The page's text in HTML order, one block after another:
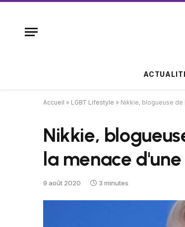
Accueil » LGBT Lifestyle » Nikkie, blogueuse de
Nikkie,
la menace
9 août 2020 3 minutes